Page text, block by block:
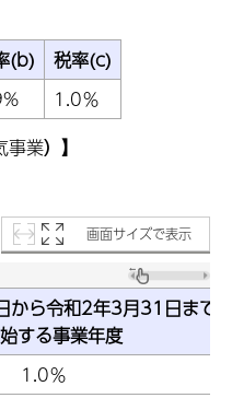
(b)
税率(c)
1.0％
事業）】
画面サイズで表示
から令和2年3月31日まで
する事業年度
1.0％